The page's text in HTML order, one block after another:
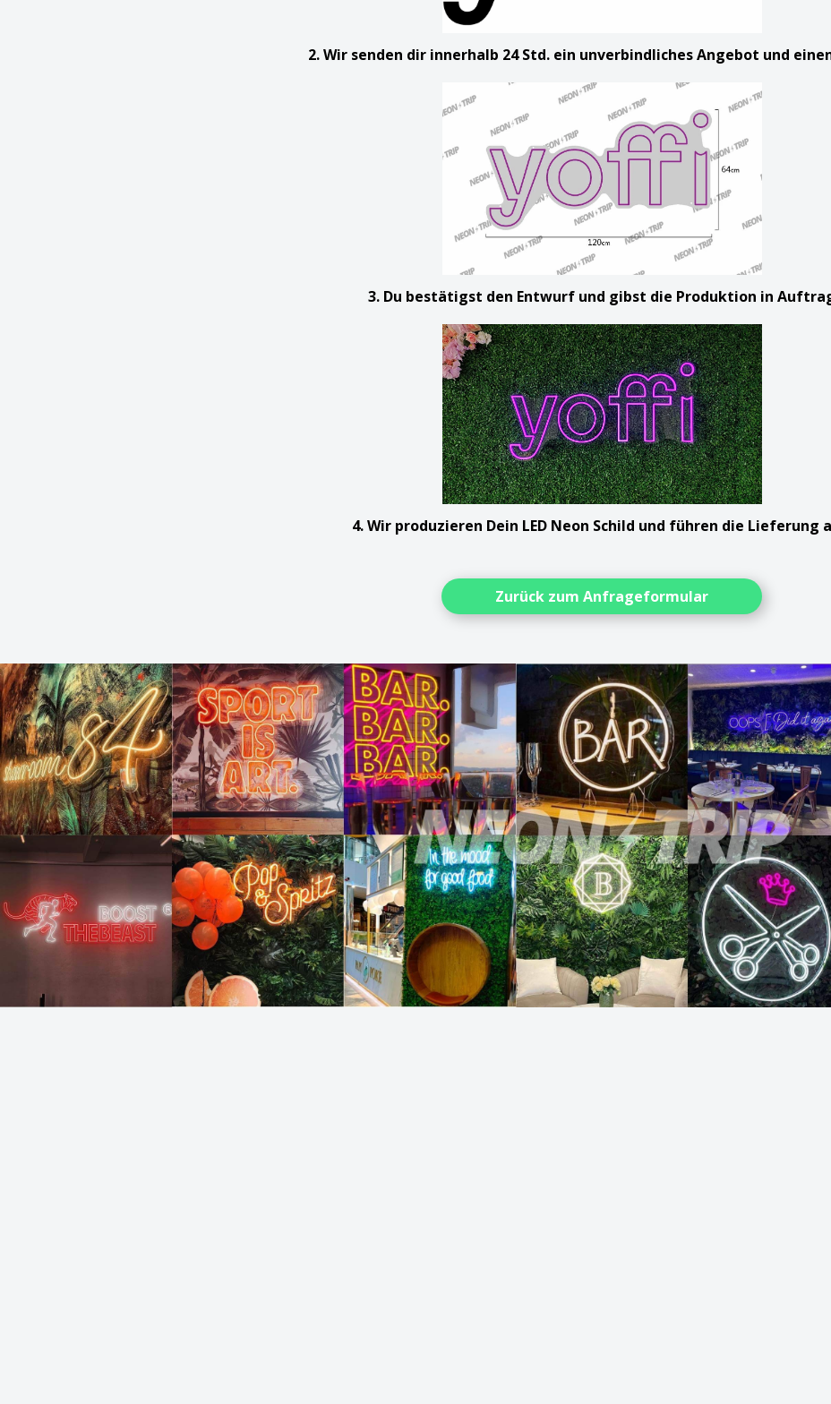
2. Wir senden dir innerhalb 24 Std. ein unverbindliches Angebot und
3. Du bestätigst den Entwurf und gibst die Produktion in
4. Wir produzieren Dein LED Neon Schild und führen die Lieferung
Zurück zum Anfrageformular